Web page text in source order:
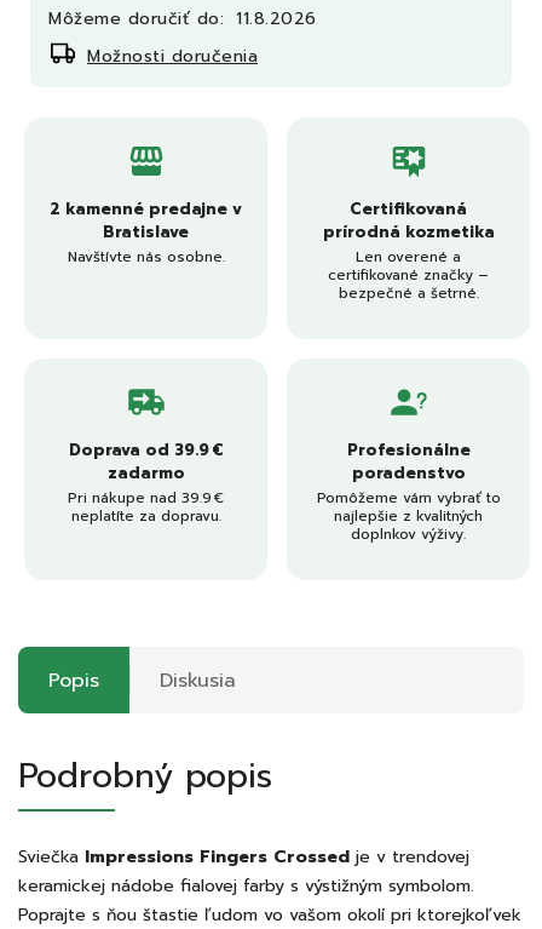
Môžeme doručiť do: 11.8.2026
Možnosti doručenia
2 kamenné predajne v
Bratislave
Navštívte nás osobne.
Certifikovaná
prírodná kozmetika
Len overené a
certifikované značky –
bezpečné a šetrné.
Doprava od 39.9 €
zadarmo
Pri nákupe nad 39.9 €
neplatíte za dopravu.
Profesionálne
poradenstvo
Pomôžeme vám vybrať to
najlepšie z kvalitných
doplnkov výživy.
Popis Diskusia
Podrobný popis
Sviečka Impressions Fingers Crossed je v trendovej
keramickej nádobe fialovej farby s výstižným symbolom.
Poprajte s ňou štastie ľudom vo vašom okolí pri ktorejkoľvek